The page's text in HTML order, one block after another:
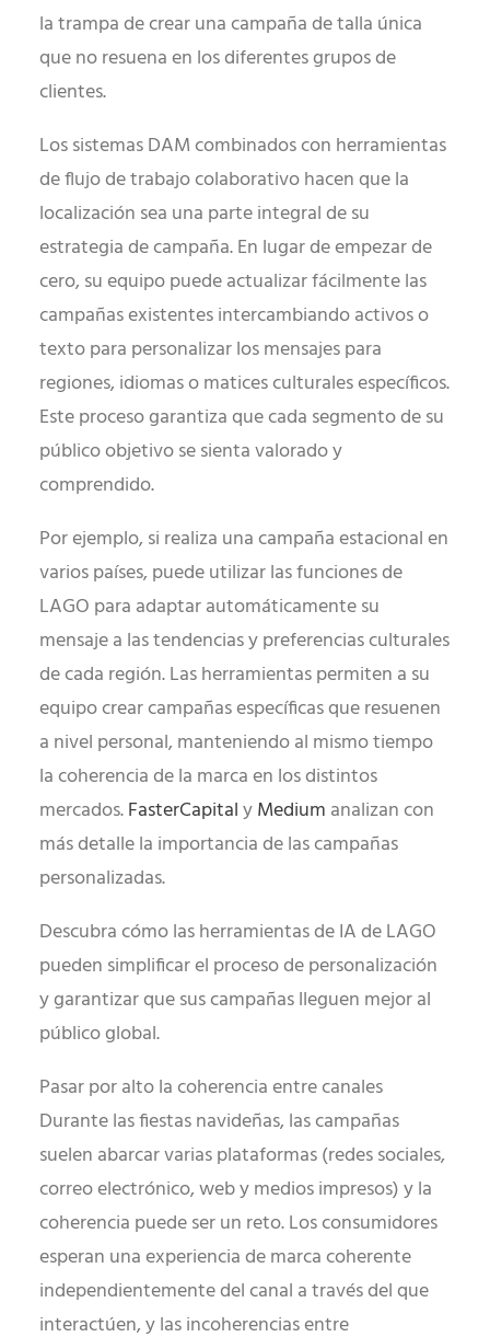
la trampa de crear una campaña de talla única
que no resuena en los diferentes grupos de
clientes.
Los sistemas DAM combinados con herramientas
de flujo de trabajo colaborativo hacen que la
localización sea una parte integral de su
estrategia de campaña. En lugar de empezar de
cero, su equipo puede actualizar fácilmente las
campañas existentes intercambiando activos o
texto para personalizar los mensajes para
regiones, idiomas o matices culturales específicos.
Este proceso garantiza que cada segmento de su
público objetivo se sienta valorado y
comprendido.
Por ejemplo, si realiza una campaña estacional en
varios países, puede utilizar las funciones de
LAGO para adaptar automáticamente su
mensaje a las tendencias y preferencias culturales
de cada región. Las herramientas permiten a su
equipo crear campañas específicas que resuenen
a nivel personal, manteniendo al mismo tiempo
la coherencia de la marca en los distintos
mercados.FasterCapitalyMedium analizan con
más detalle la importancia de las campañas
personalizadas.
Descubra cómo las herramientas de IA de LAGO
pueden simplificar el proceso de personalización
y garantizar que sus campañas lleguen mejor al
público global.
Pasar por alto la coherencia entre canales
Durante las fiestas navideñas, las campañas
suelen abarcar varias plataformas (redes sociales,
correo electrónico, web y medios impresos) y la
coherencia puede ser un reto. Los consumidores
esperan una experiencia de marca coherente
independientemente del canal a través del que
interactúen, y las incoherencias entre